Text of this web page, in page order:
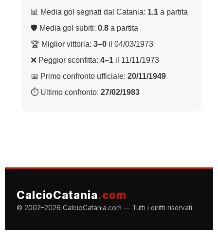
📊 Media gol segnati dal Catania: 1.1 a partita
🛡 Media gol subiti: 0.8 a partita
🏆 Miglior vittoria: 3–0 il 04/03/1973
❌ Peggior sconfitta: 4–1 il 11/11/1973
📅 Primo confronto ufficiale: 20/11/1949
⏱ Ultimo confronto: 27/02/1983
CalcioCatania.com
© 2002–2026 CalcioCatania.com — Tutti i diritti riservati